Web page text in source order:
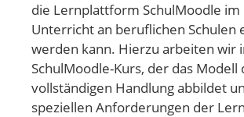
die Lernplattform SchulMoodle
Unterricht an beruflichen Schulen
werden kann. Hierzu arbeiten wir
SchulMoodle-Kurs, der das Modell
vollständigen Handlung abbildet
speziellen Anforderungen der